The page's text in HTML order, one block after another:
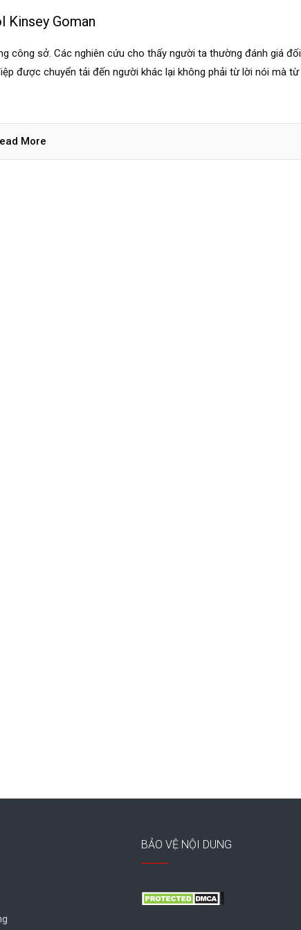
Kinsey Goman
công sở. Các nghiên cứu cho thấy người ta thường đánh giá đối
được chuyển tải đến người khác lại không phải từ lời nói mà từ
More
BẢO VỆ NỘI DUNG